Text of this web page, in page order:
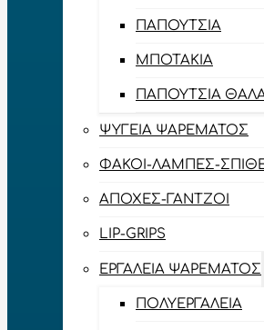
ΠΑΠΟΎΤΣΙΑ
ΜΠΟΤΆΚΙΑ
ΠΑΠΟΎΤΣΙΑ
ΨΥΓΕΊΑ ΨΑΡΈΜΑΤΟΣ
ΦΑΚΟΊ-ΛΆΜΠΕΣ-
ΑΠΌΧΕΣ-ΓΆΝΤΖΟΙ
LIP-GRIPS
EΡΓΑΛΕΊΑ ΨΑΡΈΜΑΤΟΣ
ΠΟΛΥΕΡΓΑΛΕΊΑ